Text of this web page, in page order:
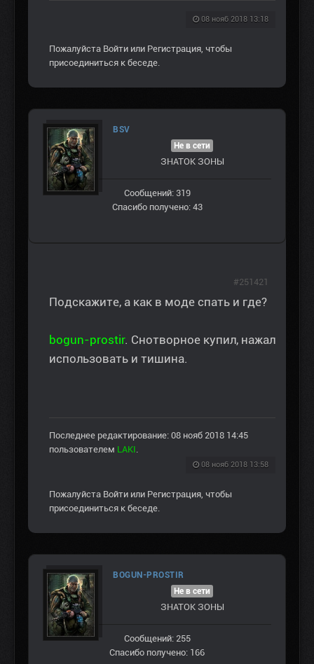
08 нояб 2018 13:18
Пожалуйста Войти или Регистрация, чтобы
присоединиться к беседе.
BSV
Не в сети
ЗНАТОК ЗОНЫ
Сообщений: 319
Спасибо получено: 43
Подскажите, а как в моде спать и где?
bogun-prostir. Снотворное купил, нажал
использовать и тишина.
Последнее редактирование: 08 нояб 2018 14:45
пользователем LAKI.
08 нояб 2018 13:58
#251421
Пожалуйста Войти или Регистрация, чтобы
присоединиться к беседе.
BOGUN-PROSTIR
Не в сети
ЗНАТОК ЗОНЫ
Сообщений: 255
Спасибо получено: 166